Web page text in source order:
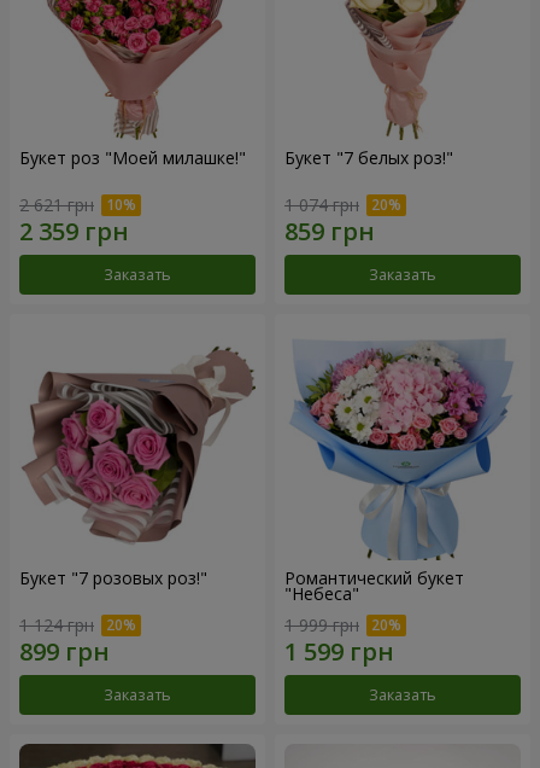
Букет роз "Моей милашке!"
2 621 грн
Заказать
Букет "7 белых роз!"
1 074 грн
Заказать
Букет "7 розовых роз!"
1 124 грн
Заказать
Романтический букет
"Небеса"
1 999 грн
Заказать